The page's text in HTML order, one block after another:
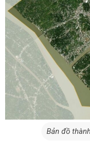
Bản đồ